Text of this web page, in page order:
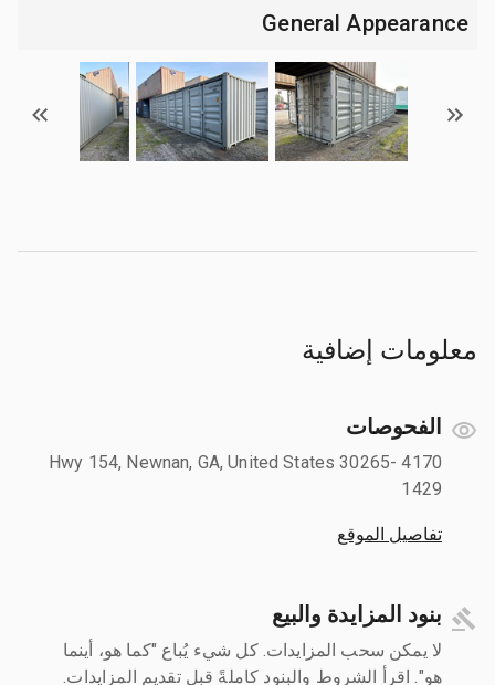
General Appearance
معلومات إضافية
الفحوصات
4170 Hwy 154, Newnan, GA, United States 30265-
1429
تفاصيل الموقع
بنود المزايدة والبيع
لا يمكن سحب المزايدات. كل شيء يُباع "كما هو، أينما
هو". اقرأ الشروط والبنود كاملةً قبل تقديم المزايدات.